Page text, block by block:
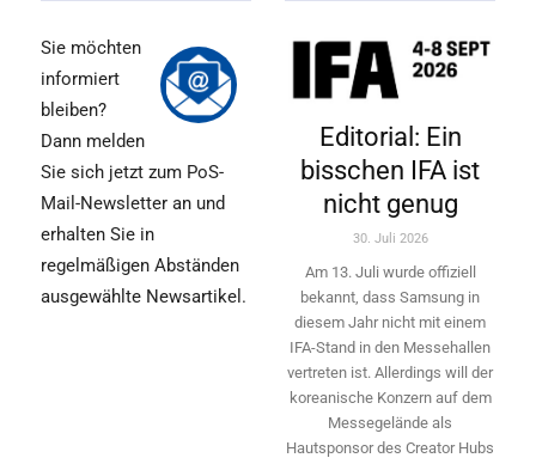
Sie möchten
informiert
bleiben?
Dann melden
Sie sich jetzt zum PoS-
Mail-Newsletter an und
erhalten Sie in
regelmäßigen Abständen
ausgewählte Newsartikel.
Editorial: Ein
bisschen IFA ist
nicht genug
30. Juli 2026
Am 13. Juli wurde offiziell
bekannt, dass Samsung in
diesem Jahr nicht mit einem
IFA-Stand in den Messehallen
vertreten ist. Allerdings will ­der
koreanische Konzern auf dem
Messegelände als
Hautsponsor des Creator Hubs